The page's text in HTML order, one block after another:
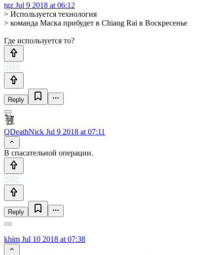
tgz Jul 9 2018 at 06:12
> Используется технология
> команда Маска прибудет в Chiang Rai в Воскресенье
Где используется то?
Reply
QDeathNick Jul 9 2018 at 07:11
В спасательной операции.
Reply
khim Jul 10 2018 at 07:38